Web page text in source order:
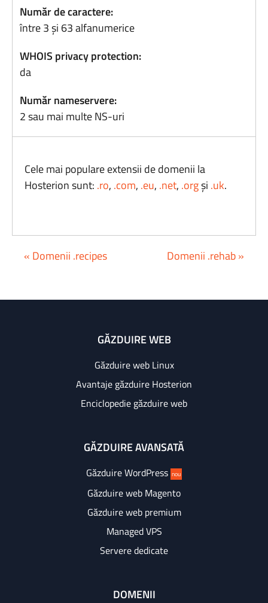
Număr de caractere:
între 3 și 63 alfanumerice
WHOIS privacy protection:
da
Număr nameservere:
2 sau mai multe NS-uri
Cele mai populare extensii de domenii la
Hosterion sunt: .ro, .com, .eu, .net, .orgși .uk.
« Domenii .recipes Domenii .rehab »
GĂZDUIRE WEB
Găzduire web Linux
Avantaje găzduire Hosterion
Enciclopedie găzduire web
GĂZDUIRE AVANSATĂ
Găzduire WordPress nou
Găzduire web Magento
Găzduire web premium
Managed VPS
Servere dedicate
DOMENII